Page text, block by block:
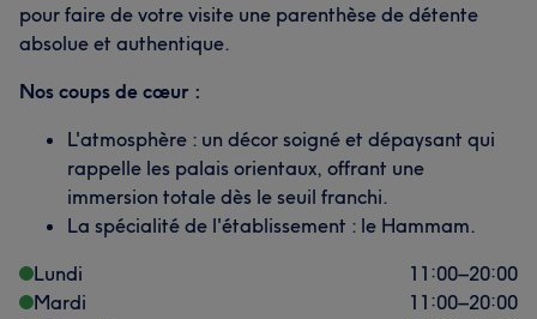
pour faire de votre visite une parenthèse de détente
absolue et authentique.
Nos coups de cœur :
L'atmosphère : un décor soigné et dépaysant qui
rappelle les palais orientaux, offrant une
immersion totale dès le seuil franchi.
La spécialité de l'établissement : le Hammam.
Lundi
11:00–20:00
Mardi
11:00–20:00